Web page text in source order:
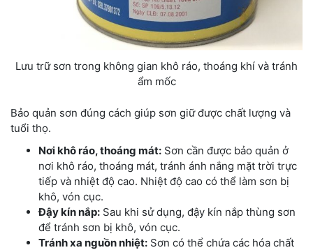
Lưu trữ sơn trong không gian khô ráo, thoáng khí và tránh
ẩm mốc
Bảo quản sơn đúng cách giúp sơn giữ được chất lượng và
tuổi thọ.
Nơi khô ráo, thoáng mát: Sơn cần được bảo quản ở
nơi khô ráo, thoáng mát, tránh ánh nắng mặt trời trực
tiếp và nhiệt độ cao. Nhiệt độ cao có thể làm sơn bị
khô, vón cục.
Đậy kín nắp: Sau khi sử dụng, đậy kín nắp thùng sơn
để tránh sơn bị khô, vón cục.
Tránh xa nguồn nhiệt: Sơn có thể chứa các hóa chất